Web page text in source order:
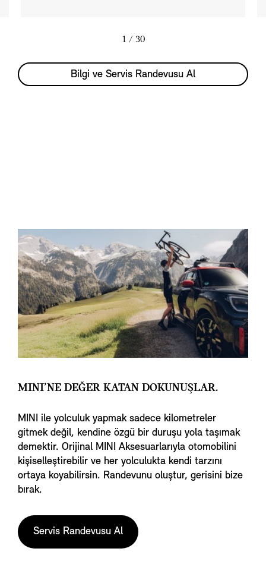
1 / 30
Bilgi ve Servis Randevusu Al
MINI’NE DEĞER KATAN DOKUNUŞLAR.
MINI ile yolculuk yapmak sadece kilometreler
gitmek değil, kendine özgü bir duruşu yola taşımak
demektir. Orijinal MINI Aksesuarlarıyla otomobilini
kişiselleştirebilir ve her yolculukta kendi tarzını
ortaya koyabilirsin. Randevunu oluştur, gerisini bize
bırak.
Servis Randevusu Al